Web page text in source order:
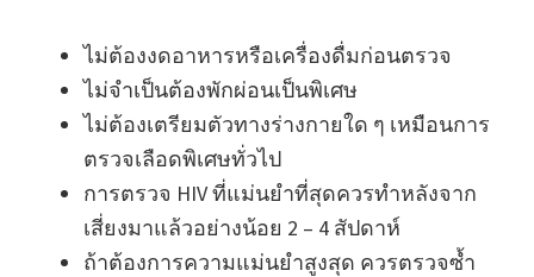
ไม่ต้องงดอาหารหรือเครื่องดื่มก่อนตรวจ
ไม่จำเป็นต้องพักผ่อนเป็นพิเศษ
ไม่ต้องเตรียมตัวทางร่างกายใด ๆ เหมือนการ
ตรวจเลือดพิเศษทั่วไป
การตรวจ HIV ที่แม่นยำที่สุดควรทำหลังจาก
เสี่ยงมาแล้วอย่างน้อย 2 – 4 สัปดาห์
ถ้าต้องการความแม่นยำสูงสุด ควรตรวจซ้ำ